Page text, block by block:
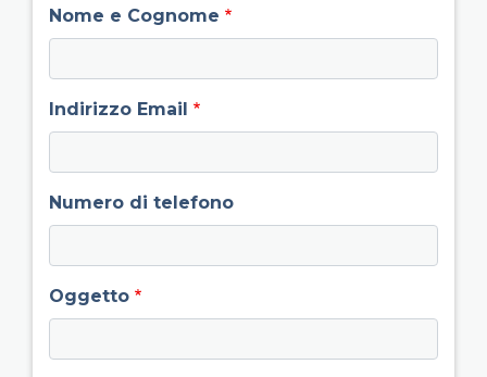
Nome e Cognome
Indirizzo Email
Numero di telefono
Oggetto